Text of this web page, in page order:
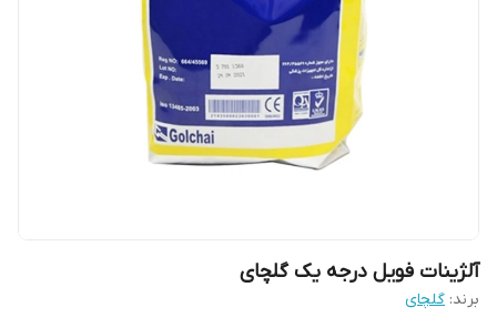
آلژینات فویل درجه یک گلچای
برند: گلچای